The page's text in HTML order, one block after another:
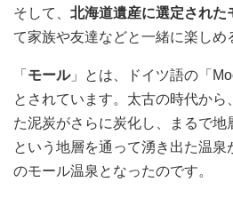
そして、 北海道遺産に選定された
て家族や友達などと一緒に楽しめ
「 モール」とは、ドイツ語の「
とされています。太古の時代から
た泥炭がさらに炭化し、まるで地
という地層を通って湧き出た温
のモール温泉となったのです。